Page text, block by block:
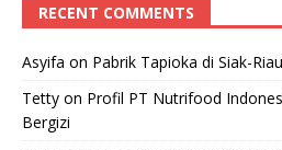
RECENT COMMENTS
Asyifa on Pabrik Tapioka di Siak-
Tetty on Profil PT Nutrifood
Bergizi